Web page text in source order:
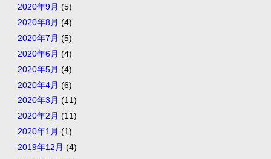
2020年9月 (5)
2020年8月 (4)
2020年7月 (5)
2020年6月 (4)
2020年5月 (4)
2020年4月 (6)
2020年3月 (11)
2020年2月 (11)
2020年1月 (1)
2019年12月 (4)